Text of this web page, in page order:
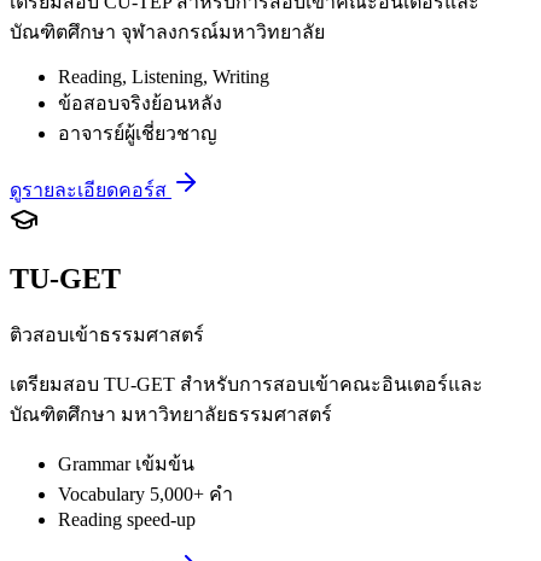
บัณฑิตศึกษา จุฬาลงกรณ์มหาวิทยาลัย
Reading, Listening, Writing
ข้อสอบจริงย้อนหลัง
อาจารย์ผู้เชี่ยวชาญ
ดูรายละเอียดคอร์ส
TU-GET
ติวสอบเข้าธรรมศาสตร์
เตรียมสอบ TU-GET สำหรับการสอบเข้าคณะอินเตอร์และ
บัณฑิตศึกษา มหาวิทยาลัยธรรมศาสตร์
Grammar เข้มข้น
Vocabulary 5,000+ คำ
Reading speed-up